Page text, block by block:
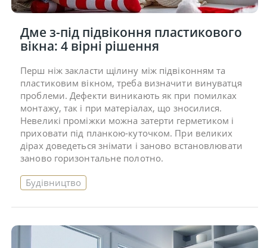
Дме з-під підвіконня пластикового
вікна: 4 вірні рішення
Перш ніж закласти щілину між підвіконням та
пластиковим вікном, треба визначити винуватця
проблеми. Дефекти виникають як при помилках
монтажу, так і при матеріалах, що зносилися.
Невеликі проміжки можна затерти герметиком і
приховати під планкою-куточком. При великих
дірах доведеться знімати і заново встановлювати
заново горизонтальне полотно.
Будівництво